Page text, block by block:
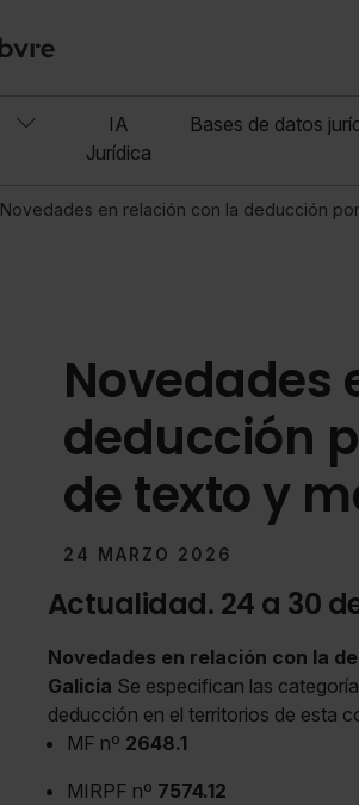
IA
Jurídica
Bases de datos
Novedades en relación con la deducción
Novedades
deducción
de texto y
24 MARZO 2026
Actualidad. 24 a 30
Novedades en relación con la
Galicia Se especifican las
deducción en el territorios de esta
MF nº 2648.1
MIRPF nº 7574.12